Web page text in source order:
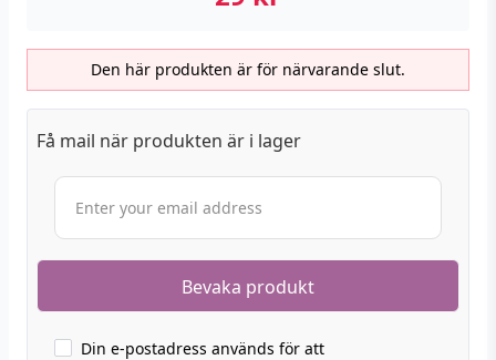
Den här produkten är för närvarande slut.
Få mail när produkten är i lager
Din e-postadress används för att